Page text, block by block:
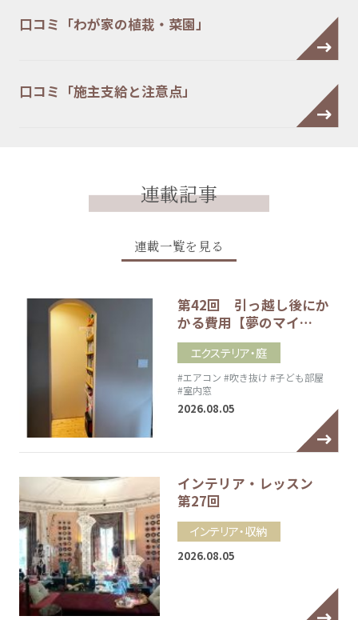
口コミ「わが家の植栽・菜園」
口コミ「施主支給と注意点」
連載記事
連載一覧を見る
第42回 引っ越し後にか
かる費用【夢のマイ…
エクステリア・庭
#エアコン #吹き抜け #子ども部屋
#室内窓
2026.08.05
インテリア・レッスン
第27回
インテリア・収納
2026.08.05